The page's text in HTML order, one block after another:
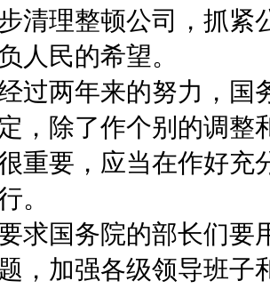
清理整顿公司，抓紧
人民的希望。
过两年来的努力，国
，除了作个别的调整
重要，应当在作好充
。
求国务院的部长们要
，加强各级领导班子